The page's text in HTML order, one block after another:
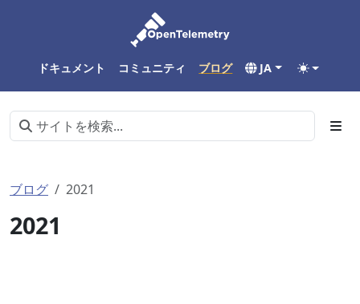
ドキュメント コミュニティ ブログ JA
ブログ 2021
2021